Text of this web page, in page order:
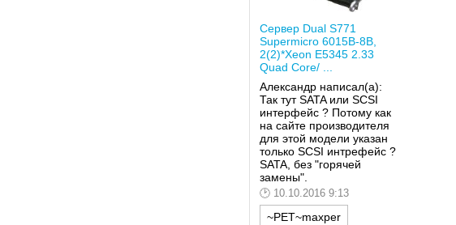
Сервер Dual S771
Supermicro 6015B-8B,
2(2)*Xeon E5345 2.33
Quad Core/ ...
Александр написал(а):
Так тут SATA или SCSI
интерфейс ? Потому как
на сайте производителя
для этой модели указан
только SCSI интрефейс ?
SATA, без "горячей
замены".
10.10.2016 9:13
~PET~maxper